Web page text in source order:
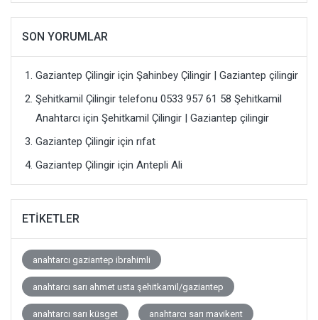
SON YORUMLAR
Gaziantep Çilingir için Şahinbey Çilingir | Gaziantep çilingir
Şehitkamil Çilingir telefonu 0533 957 61 58 Şehitkamil
Anahtarcı için Şehitkamil Çilingir | Gaziantep çilingir
Gaziantep Çilingir için rıfat
Gaziantep Çilingir için Antepli Ali
ETIKETLER
anahtarcı gaziantep ibrahimli
anahtarcı sarı ahmet usta şehitkamil/gaziantep
anahtarcı sarı küsget anahtarcı sarı mavikent